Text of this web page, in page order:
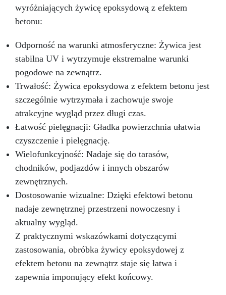
wyróżniających żywicę epoksydową z efektem
betonu:
Odporność na warunki atmosferyczne: Żywica jest
stabilna UV i wytrzymuje ekstremalne warunki
pogodowe na zewnątrz.
Trwałość: Żywica epoksydowa z efektem betonu jest
szczególnie wytrzymała i zachowuje swoje
atrakcyjne wygląd przez długi czas.
Łatwość pielęgnacji: Gładka powierzchnia ułatwia
czyszczenie i pielęgnację.
Wielofunkcyjność: Nadaje się do tarasów,
chodników, podjazdów i innych obszarów
zewnętrznych.
Dostosowanie wizualne: Dzięki efektowi betonu
nadaje zewnętrznej przestrzeni nowoczesny i
aktualny wygląd.
Z praktycznymi wskazówkami dotyczącymi
zastosowania, obróbka żywicy epoksydowej z
efektem betonu na zewnątrz staje się łatwa i
zapewnia imponujący efekt końcowy.